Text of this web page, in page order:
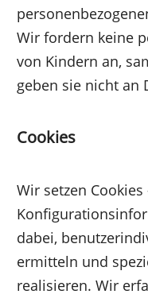
Wir fordern keine
von Kindern an,
geben sie nicht an
Cookies
Wir setzen
dabei,
ermitteln und
realisieren. Wir